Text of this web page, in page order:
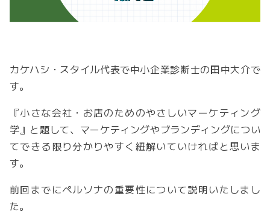
カケハシ・スタイル代表で中小企業診断士の田中大介で
す。
『小さな会社・お店のためのやさしいマーケティング
学』と題して、マーケティングやブランディングについ
てできる限り分かりやすく紐解いていければと思いま
す。
前回までにペルソナの重要性について説明いたしまし
た。